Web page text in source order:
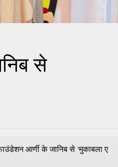
से
आर्णी के जानिब से ‘मुकाबला ए